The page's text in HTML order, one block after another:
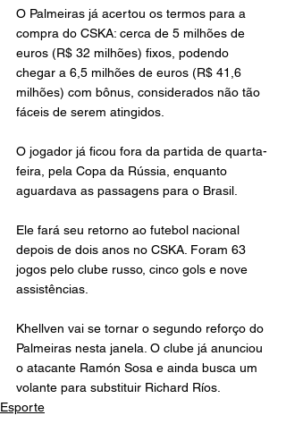
O Palmeiras já acertou os termos para a
compra do CSKA: cerca de 5 milhões de
euros (R$ 32 milhões) fixos, podendo
chegar a 6,5 milhões de euros (R$ 41,6
milhões) com bônus, considerados não tão
fáceis de serem atingidos.
O jogador já ficou fora da partida de quarta-
feira, pela Copa da Rússia, enquanto
aguardava as passagens para o Brasil.
Ele fará seu retorno ao futebol nacional
depois de dois anos no CSKA. Foram 63
jogos pelo clube russo, cinco gols e nove
assistências.
Khellven vai se tornar o segundo reforço do
Palmeiras nesta janela. O clube já anunciou
o atacante Ramón Sosa e ainda busca um
volante para substituir Richard Ríos.
Esporte